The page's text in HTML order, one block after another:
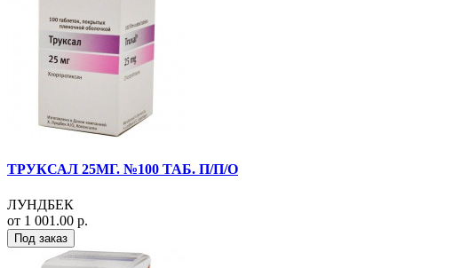
ТРУКСАЛ 25МГ. №100 ТАБ. П/П/О
ЛУНДБЕК
от 1 001.00 р.
Под заказ